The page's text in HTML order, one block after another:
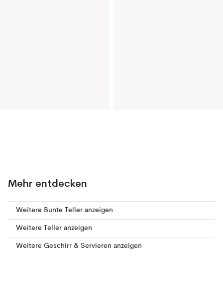
Mehr entdecken
Weitere Bunte Teller anzeigen
Weitere Teller anzeigen
Weitere Geschirr & Servieren anzeigen